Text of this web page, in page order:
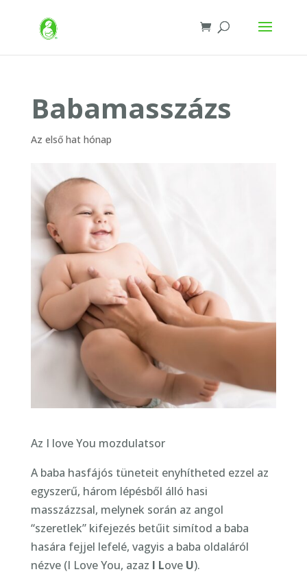
Babamasszázs
Az első hat hónap
Az I love You mozdulatsor
A baba hasfájós tüneteit enyhítheted ezzel az
egyszerű, három lépésből álló hasi
masszázzsal, melynek során az angol
“szeretlek” kifejezés betűit simítod a baba
hasára fejjel lefelé, vagyis a baba oldaláról
nézve (I Love You, azaz I Love U).